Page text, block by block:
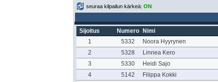
seuraa kilpailun kärkeä: ON
Sijoitus Numero
Nimi
1
5332
Noora Hyyrynen
2
5328
Linnea Kero
3
5330
Heidi Sajo
4
5142
Filippa Kokki